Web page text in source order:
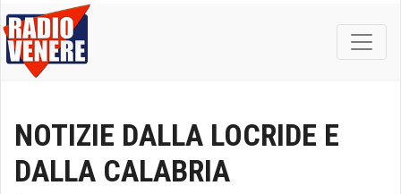
NOTIZIE DALLA LOCRIDE E
DALLA CALABRIA